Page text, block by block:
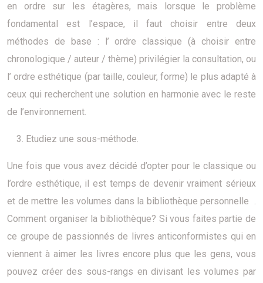
en ordre sur les étagères, mais lorsque le problème
fondamental est l’espace, il faut choisir entre deux
méthodes de base : l’ ordre classique (à choisir entre
chronologique / auteur / thème) privilégier la consultation, ou
l’ ordre esthétique (par taille, couleur, forme) le plus adapté à
ceux qui recherchent une solution en harmonie avec le reste
de l’environnement.
Etudiez une sous-méthode.
Une fois que vous avez décidé d’opter pour le classique ou
l’ordre esthétique, il est temps de devenir vraiment sérieux
et de mettre les volumes dans la bibliothèque personnelle .
Comment organiser la bibliothèque? Si vous faites partie de
ce groupe de passionnés de livres anticonformistes qui en
viennent à aimer les livres encore plus que les gens, vous
pouvez créer des sous-rangs en divisant les volumes par